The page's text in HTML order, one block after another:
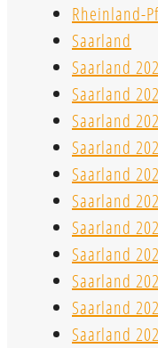
Rheinland-
Saarland
Saarland
Saarland
Saarland
Saarland
Saarland
Saarland
Saarland
Saarland
Saarland
Saarland
Saarland